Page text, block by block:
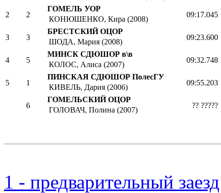
2 2
ГОМЕЛЬ УОР
КОНЮШЕНКО, Кира (2008)
09:17.045
3 3
БРЕСТСКИЙ ОЦОР
ШОДА, Мария (2008)
09:23.600
4 5
МИНСК СДЮШОР в\в
КОЛОС, Алиса (2007)
09:32.748
5 1
ПИНСКАЯ СДЮШОР ПолесГУ
КИВЕЛЬ, Дария (2006)
09:55.203
6
ГОМЕЛЬСКИЙ ОЦОР
ГОЛОВАЧ, Полина (2007)
?? ?????
1 - предварительный